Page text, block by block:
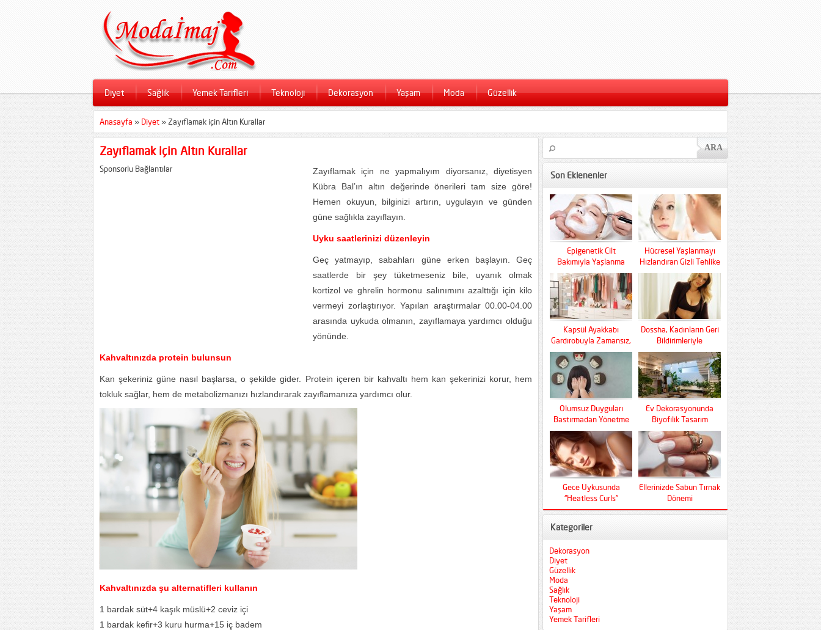
Diyet Sağlık Yemek Tarifleri Teknoloji Dekorasyon Yaşam Moda Güzellik
Anasayfa » Diyet » Zayıflamak için Altın Kurallar
Zayıflamak için Altın Kurallar
Sponsorlu Bağlantılar
Zayıflamak için ne yapmalıyım diyorsanız, diyetisyen
Kübra Bal’ın altın değerinde önerileri tam size göre!
Hemen okuyun, bilginizi artırın, uygulayın ve günden
güne sağlıkla zayıflayın.
Uyku saatlerinizi düzenleyin
Geç yatmayıp, sabahları güne erken başlayın. Geç
saatlerde bir şey tüketmeseniz bile, uyanık olmak
kortizol ve ghrelin hormonu salınımını azalttığı için kilo
vermeyi zorlaştırıyor. Yapılan araştırmalar 00.00-04.00
arasında uykuda olmanın, zayıflamaya yardımcı olduğu
yönünde.
Kahvaltınızda protein bulunsun
Kan şekeriniz güne nasıl başlarsa, o şekilde gider. Protein içeren bir kahvaltı hem kan şekerinizi korur, hem
tokluk sağlar, hem de metabolizmanızı hızlandırarak zayıflamanıza yardımcı olur.
Kahvaltınızda şu alternatifleri kullanın
1 bardak süt+4 kaşık müslü+2 ceviz içi
1 bardak kefir+3 kuru hurma+15 iç badem
Son Eklenenler
Epigenetik Cilt
Bakımıyla Yaşlanma
Kaderini Baştan Yazın
Hücresel Yaşlanmayı
Hızlandıran Gizli Tehlike
Kapsül Ayakkabı
Gardırobuyla Zamansız,
Fonksiyonel Ve Konfor
Dossha, Kadınların Geri
Bildirimleriyle
Şekilleniyor
Olumsuz Duyguları
Bastırmadan Yönetme
Sanatı
Ev Dekorasyonunda
Biyofilik Tasarım
Devrimi
Gece Uykusunda
“Heatless Curls”
Mucizesi
Ellerinizde Sabun Tırnak
Dönemi
Kategoriler
Dekorasyon
Diyet
Güzellik
Moda
Sağlık
Teknoloji
Yaşam
Yemek Tarifleri